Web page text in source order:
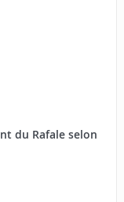
du Rafale selon